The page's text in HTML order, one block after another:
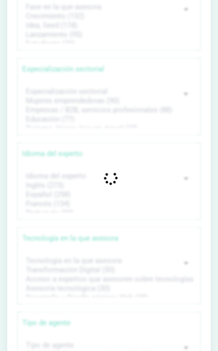
Especialización sectorial
Idioma del experto
Tecnología en la que asesora
Tipo de agente